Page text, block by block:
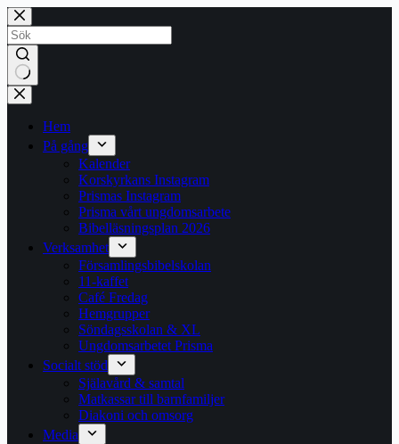
Hoppa
till
innehåll
Inga
resultat
Hem
På gång
Kalender
Korskyrkans Instagram
Prismas Instagram
Prisma vårt ungdomsarbete
Bibelläsningsplan 2026
Verksamhet
Församlingsbibelskolan
11-kaffet
Café Fredag
Hemgrupper
Söndagsskolan & XL
Ungdomsarbetet Prisma
Socialt stöd
Själavård & samtal
Matkassar till barnfamiljer
Diakoni och omsorg
Media